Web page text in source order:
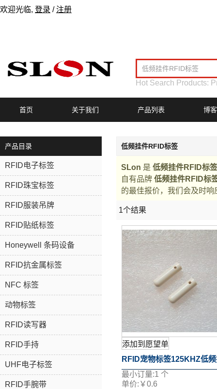
欢迎光临, 登录 / 注册
Hot Search Products:
首页 关于我们 产品列表 博客
产品目录
RFID电子标签
RFID珠宝标签
RFID服装吊牌
RFID贴纸标签
Honeywell 条码设备
RFID抗金属标签
NFC 标签
动物标签
RFID读写器
RFID手持
UHF电子标签
RFID手腕带
低频挂件RFID标签
SLon 是 低频挂件RFID标签
自有品牌 低频挂件RFID标
的最佳报价，我们会及时
1个结果
添加到愿望单
RFID宠物标签125KHZ低
TK4100标签（适合宠物猪,
最小订量:1 个
单价: ￥0.6